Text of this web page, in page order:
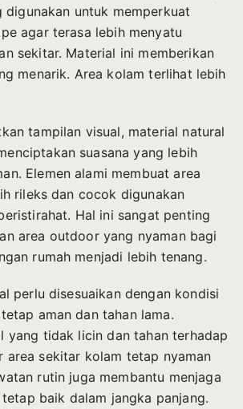
digunakan untuk memperkuat
agar terasa lebih menyatu
sekitar. Material ini memberikan
menarik. Area kolam terlihat lebih
tampilan visual, material natural
suasana yang lebih
Elemen alami membuat area
rileks dan cocok digunakan
Hal ini sangat penting
area outdoor yang nyaman bagi
rumah menjadi lebih tenang.
perlu disesuaikan dengan kondisi
aman dan tahan lama.
yang tidak licin dan tahan terhadap
area sekitar kolam tetap nyaman
rutin juga membantu menjaga
baik dalam jangka panjang.